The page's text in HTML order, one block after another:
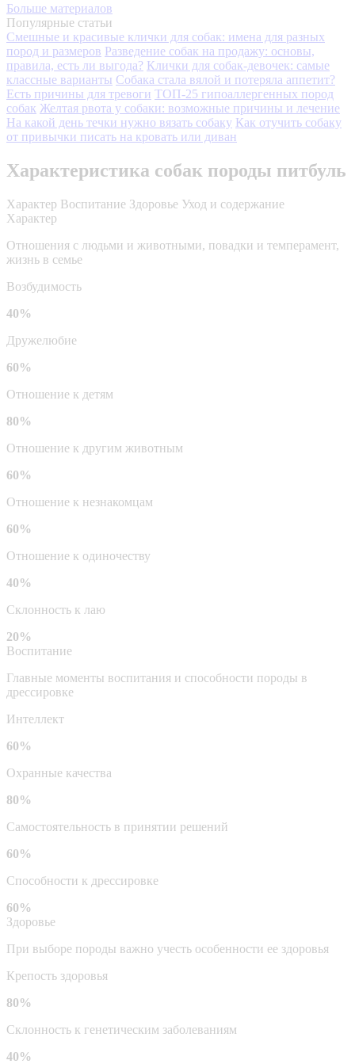
Больше материалов
Популярные статьи
Смешные и красивые клички для собак: имена для разных
пород и размеров Разведение собак на продажу: основы,
правила, есть ли выгода? Клички для собак-девочек: самые
классные варианты Собака стала вялой и потеряла аппетит?
Есть причины для тревоги ТОП-25 гипоаллергенных пород
собак Желтая рвота у собаки: возможные причины и лечение
На какой день течки нужно вязать собаку Как отучить собаку
от привычки писать на кровать или диван
Характеристика собак породы питбуль
Характер Воспитание Здоровье Уход и содержание
Характер
Отношения с людьми и животными, повадки и темперамент,
жизнь в семье
Возбудимость
40%
Дружелюбие
60%
Отношение к детям
80%
Отношение к другим животным
60%
Отношение к незнакомцам
60%
Отношение к одиночеству
40%
Склонность к лаю
20%
Воспитание
Главные моменты воспитания и способности породы в
дрессировке
Интеллект
60%
Охранные качества
80%
Самостоятельность в принятии решений
60%
Способности к дрессировке
60%
Здоровье
При выборе породы важно учесть особенности ее здоровья
Крепость здоровья
80%
Склонность к генетическим заболеваниям
40%